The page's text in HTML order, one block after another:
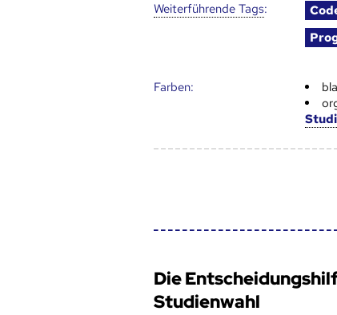
Weiter­führende Tags:
Farben:
Die
Studienwahl